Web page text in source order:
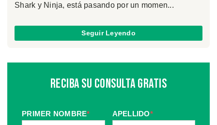
Shark y Ninja, está pasando por un momen...
Seguir Leyendo
Reciba Su Consulta Gratis
PRIMER NOMBRE* APELLIDO*